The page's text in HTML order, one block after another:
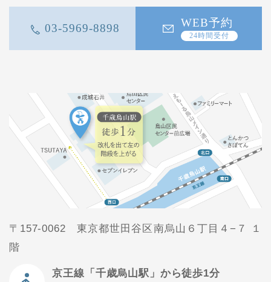
03-5969-8898 WEB予約
24時間受付
〒157-0062 東京都世田谷区南烏山６丁目４−７ １
階
京王線「千歳烏山駅」から徒歩1分